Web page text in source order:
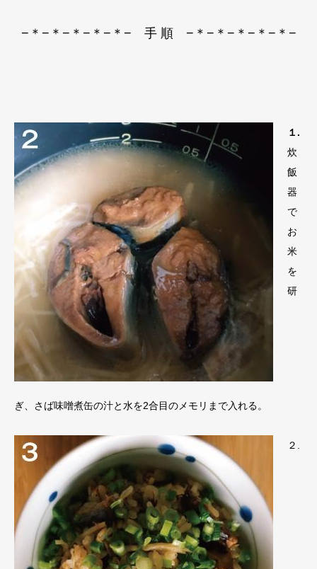
−＊−＊−＊−＊−＊− 手 順 −＊−＊−＊−＊−＊−
１.
炊
飯
器
で
お
米
を
研
ぎ、さば味噌煮缶の汁と水を2合目のメモリまで入れる。
２.